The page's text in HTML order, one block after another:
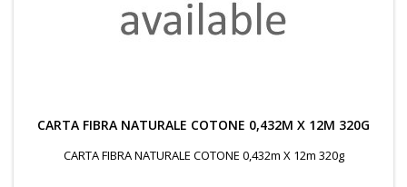
CARTA FIBRA NATURALE COTONE 0,432M X 12M 320G
CARTA FIBRA NATURALE COTONE 0,432m X 12m 320g